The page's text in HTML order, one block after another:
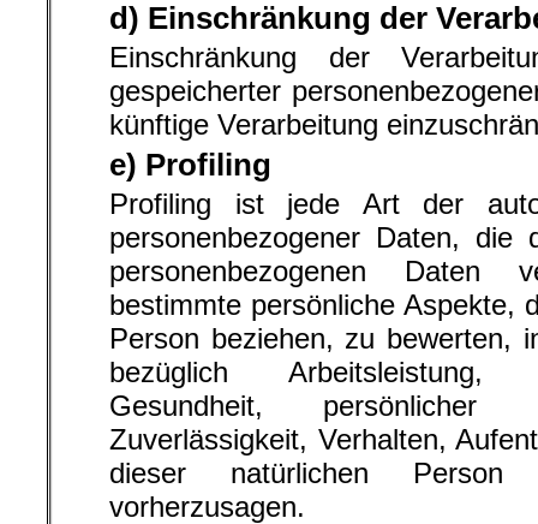
d) Einschränkung der
Einschränkung der
gespeicherter
künftige Verarbeitung
e) Profiling
Profiling ist jede Art der
personenbezogener Daten, die
personenbezogenen Daten
bestimmte persönliche Aspekte,
Person beziehen, zu bewerten,
bezüglich Arbeitsleistung,
Gesundheit, persönlicher
Zuverlässigkeit, Verhalten,
dieser natürlichen
vorherzusagen.